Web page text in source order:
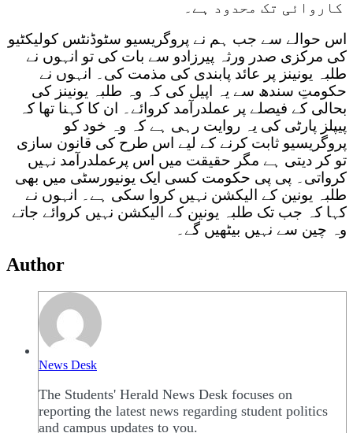
اس حوالے سے جب ہم نے پروگریسیو سٹوڈنٹس کولیکٹیو
کی مرکزی صدر ورثہ پیرزادو سے بات کی تو انہوں نے
طلبہ یونینز پر عائد پابندی کی مذمت کی۔ انہوں نے
حکومتِ سندھ سے یہ اپیل کی کہ وہ طلبہ یونینز کی
بحالی کے فیصلے پر عملدرآمد کروائے۔ ان کا کہنا تھا کہ
پیپلز پارٹی کی یہ روایت رہی ہے کہ وہ خود کو
پروگریسیو ثابت کرنے کے لیے اس طرح کی قانون سازی
تو کر دیتی ہے مگر حقیقت میں اس پرعملدرآمد نہیں
کرواتی۔ پی پی حکومت کسی ایک یونیورسٹی میں بھی
طلبہ یونین کے الیکشن نہیں کروا سکی ہے۔ انہوں نے
کہا کہ جب تک طلبہ یونین کے الیکشن نہیں کروائے جاتے
وہ چین سے نہیں بیٹھیں گے۔
Author
News Desk
The Students' Herald News Desk focuses on
reporting the latest news regarding student politics
and campus updates to you.